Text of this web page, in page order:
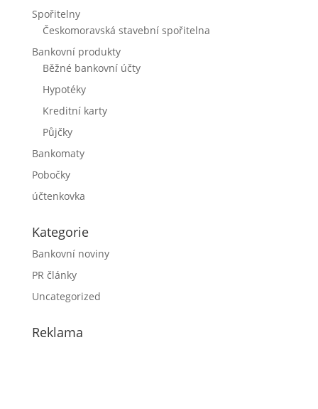
Spořitelny
Českomoravská stavební spořitelna
Bankovní produkty
Běžné bankovní účty
Hypotéky
Kreditní karty
Půjčky
Bankomaty
Pobočky
účtenkovka
Kategorie
Bankovní noviny
PR články
Uncategorized
Reklama